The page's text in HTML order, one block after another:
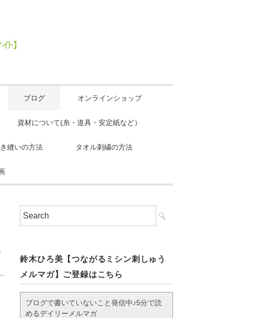
ブログ オンラインショップ
資材について(糸・道具・安定紙など）
縫いの方法 タオル刺繍の方法
鈴木ひろ美【つながるミシン刺しゅう
メルマガ】ご登録はこちら
ブログで書いていないこと発信中♪5分で読
めるデイリーメルマガ